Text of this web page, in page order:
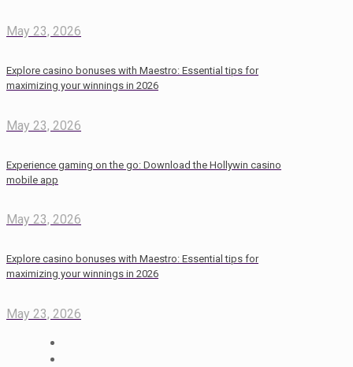
May 23, 2026
Explore casino bonuses with Maestro: Essential tips for
maximizing your winnings in 2026
May 23, 2026
Experience gaming on the go: Download the Hollywin casino
mobile app
May 23, 2026
Explore casino bonuses with Maestro: Essential tips for
maximizing your winnings in 2026
May 23, 2026